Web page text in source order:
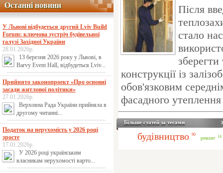
Останні новини
Останні новини
У Львові відбудеться другий Lviv Build
Forum: ключова зустріч будівельної
галузі Західної України
28.01.2026р.
13 березня 2026 року у Львові, в
Barvy Event Hall, відбудеться Lviv...
Прийнято законопроект «Про основні
засади житлової політики»
27.01.2026р.
Верховна Рада України прийняла в
другому читанні...
Податок на нерухомість у 2026 році
зросте
17.01.2026р.
У 2026 році українським
власникам нерухомості варто...
Після
стало
конструкції із
обов'язковим
фасадного
Більше статей за тегами
будівництво 90
ремонт 14